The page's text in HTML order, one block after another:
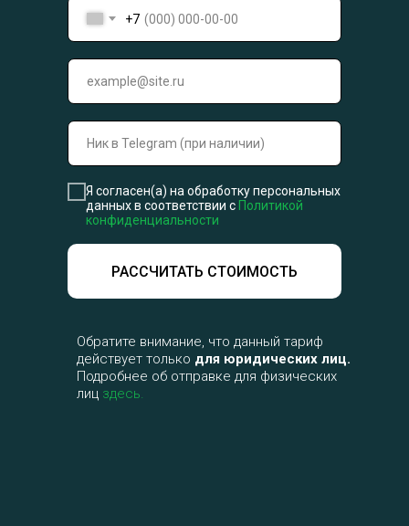
Обратите внимание, что данный тариф
действует только для юридических лиц.
Подробнее об отправке для физических
лиц здесь.
+7
Я согласен(а) на обработку персональных
данных в соответствии с Политикой
конфиденциальности
РАССЧИТАТЬ СТОИМОСТЬ